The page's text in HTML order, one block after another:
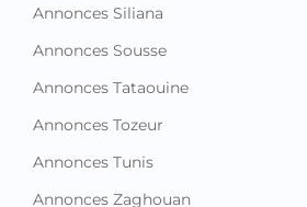
Annonces Siliana
Annonces Sousse
Annonces Tataouine
Annonces Tozeur
Annonces Tunis
Annonces Zaghouan